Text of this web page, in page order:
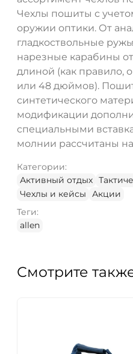
Чехлы пошиты с
оружии оптики. От
гладкоствольные
нарезные карабины
длиной (как правило,
или 48 дюймов).
синтетического
модификации
специальными
молнии рассчитаны
Категории:
Активный отдых
Чехлы и кейсы
Акции
Теги:
allen
Смотрите